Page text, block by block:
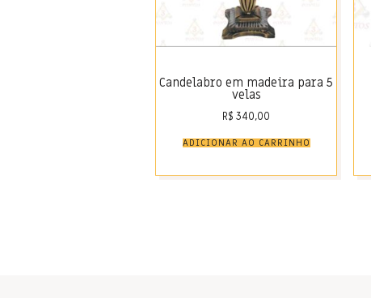
Candelabro em madeira para 5
velas
R$ 340,00
ADICIONAR AO CARRINHO